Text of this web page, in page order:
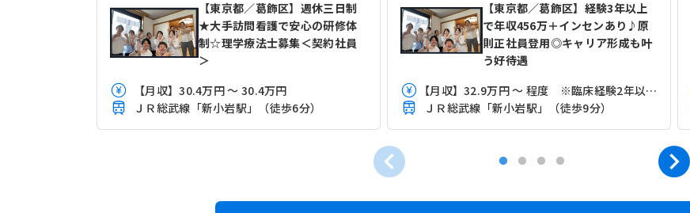
【東京都／葛飾区】週休三日制
★大手訪問看護で安心の研修体
制☆理学療法士募集＜契約社員
＞
【月収】30.4万円 ～ 30.4万円
ＪＲ総武線「新小岩駅」（徒歩6分）
【東京都／葛飾区】経験3年以上
で年収456万＋インセンあり♪原
則正社員登用◎キャリア形成も叶
う好待遇
【月収】32.9万円 ～ 程度 ※臨床経験2年以上3年未満モデル
ＪＲ総武線「新小岩駅」（徒歩9分）